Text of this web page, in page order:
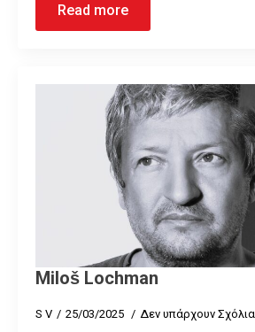
Read more
Miloš Lochman
S V 25/03/2025 Δεν υπάρχουν Σχόλια